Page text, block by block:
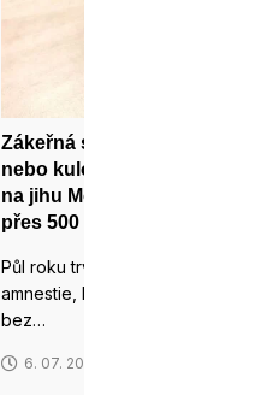
Zákeřná střílející krabička
nebo kulomet z tanku. Lidé
na jihu Moravy odevzdali
přes 500 zbraní
Půl roku trvala zbraňová
amnestie, během které mohli lidé
bez…
6. 07. 2026